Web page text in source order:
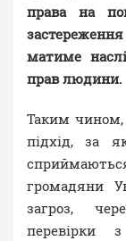
права на
матиме
прав людини.
Таким чином,
підхід, за
громадяни
загроз,
перевірки